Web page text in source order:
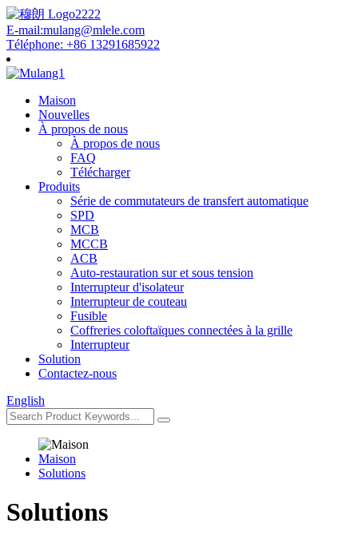
E-mail:mulang@mlele.com
Téléphone: +86 13291685922
Maison
Nouvelles
À propos de nous
À propos de nous
FAQ
Télécharger
Produits
Série de commutateurs de transfert automatique
SPD
MCB
MCCB
ACB
Auto-restauration sur et sous tension
Interrupteur d'isolateur
Interrupteur de couteau
Fusible
Coffreries coloftaïques connectées à la grille
Interrupteur
Solution
Contactez-nous
English
Maison
Solutions
Solutions